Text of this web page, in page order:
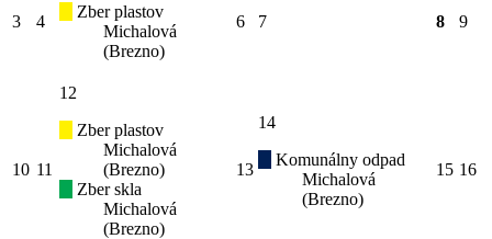
3 4
Zber plastov
Michalová
(Brezno)
6 7 8 9
10 11
12
Zber plastov
Michalová
(Brezno)
Zber skla
Michalová
(Brezno)
13
14
Komunálny odpad
Michalová
(Brezno)
15 16